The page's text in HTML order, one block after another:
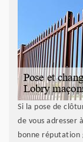
Si la pose de
de vous adresser
bonne réputation